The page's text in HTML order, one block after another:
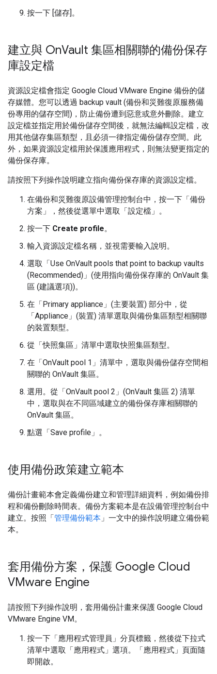
按一下 [儲存]。
建立與 OnVault 集區相關聯的備份保存
庫設定檔
資源設定檔會指定 Google Cloud VMware Engine 備份的儲
存媒體。您可以透過 backup vault (備份和災難復原服務備
份專用的儲存空間)，防止備份遭到惡意或意外刪除。建立
設定檔並指定用於備份儲存空間後，就無法編輯設定檔，改
用其他儲存集區類型，且必須一律指定備份儲存空間。此
外，如果資源設定檔用於保護應用程式，則無法變更指定的
備份保存庫。
請按照下列操作說明建立指向備份保存庫的資源設定檔。
在備份和災難復原設備管理控制台中，按一下「備份
方案」
，然後從選單中選取「設定檔」 。
按一下 Create profile。
輸入資源設定檔名稱，並視需要輸入說明。
選取「Use OnVault pools that point to backup vaults
(Recommended)」(使用指向備份保存庫的 OnVault 集
區 (建議選項))。
在「Primary appliance」(主要裝置) 部分中，從
「Appliance」(裝置) 清單選取與備份集區類型相關聯
的裝置類型。
從「快照集區」 清單中選取快照集區類型。
在「OnVault pool 1」 清單中，選取與備份儲存空間相
關聯的 OnVault 集區。
選用。從「OnVault pool 2」(OnVault 集區 2) 清單
中，選取與在不同區域建立的備份保存庫相關聯的
OnVault 集區。
點選「Save profile」。
使用備份政策建立範本
備份計畫範本會定義備份建立和管理詳細資料，例如備份排
程和備份刪除時間表。備份方案範本是在設備管理控制台中
建立。按照「管理備份範本 」一文中的操作說明建立備份範
本。
套用備份方案，保護 Google Cloud
VMware Engine
請按照下列操作說明，套用備份計畫來保護 Google Cloud
VMware Engine VM。
按一下「應用程式管理員」 分頁標籤，然後從下拉式
清單中選取「應用程式」 選項。「應用程式」 頁面隨
即開啟。